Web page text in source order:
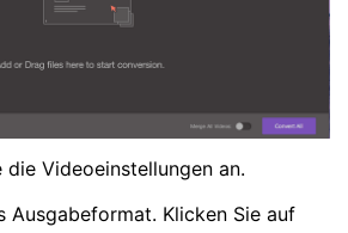
die Videoeinstellungen an.
Ausgabeformat. Klicken Sie auf